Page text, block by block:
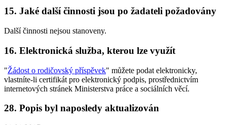
15. Jaké další činnosti jsou po žadateli požadovány
Další činnosti nejsou stanoveny.
16. Elektronická služba, kterou lze využít
"Žádost o rodičovský příspěvek" můžete podat elektronicky,
vlastníte-li certifikát pro elektronický podpis, prostřednictvím
internetových stránek Ministerstva práce a sociálních věcí.
28. Popis byl naposledy aktualizován